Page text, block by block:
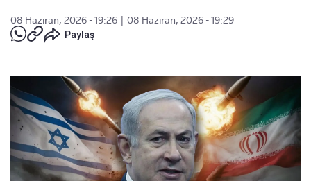
08 Haziran, 2026 - 19:26
08 Haziran, 2026 - 19:29
Paylaş